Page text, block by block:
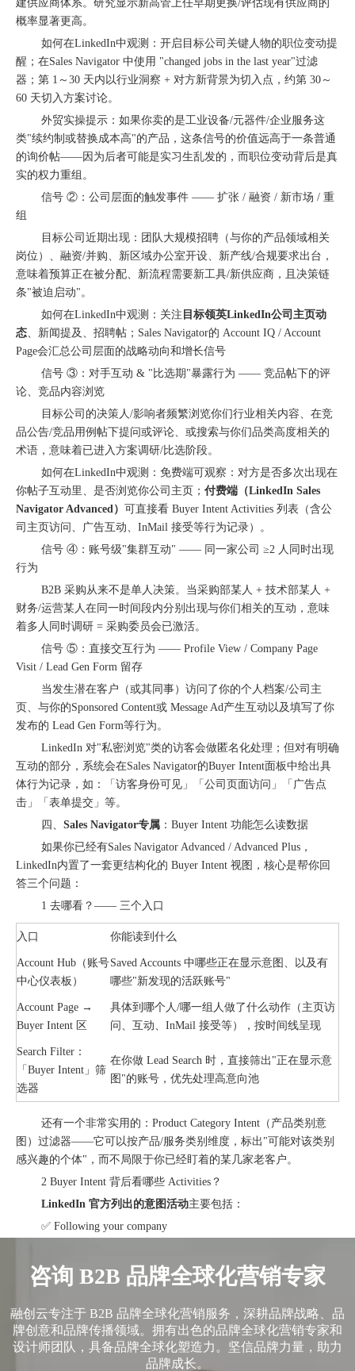
融创云受邀参加海内外侨商沧州行 • 丝路云帆，侨助冀货出海
从“机会出海”到“系统出海”｜融创云学院北京系列活动圆满举办
建供应商体系。研究显示新高管上任早期更换/评估现有供应商的
概率显著更高。
如何在LinkedIn中观测：开启目标公司关键人物的职位变动提
醒；在Sales Navigator 中使用 "changed jobs in the last year"过滤
器；第 1～30 天内以行业洞察 + 对方新背景为切入点，约第 30～
60 天切入方案讨论。
外贸实操提示：如果你卖的是工业设备/元器件/企业服务这
类"续约制或替换成本高"的产品，这条信号的价值远高于一条普通
的询价帖——因为后者可能是实习生乱发的，而职位变动背后是真
实的权力重组。
信号 ②：公司层面的触发事件 —— 扩张 / 融资 / 新市场 / 重
组
目标公司近期出现：团队大规模招聘（与你的产品领域相关
岗位）、融资/并购、新区域办公室开设、新产线/合规要求出台，
意味着预算正在被分配、新流程需要新工具/新供应商，且决策链
条"被迫启动"。
如何在LinkedIn中观测：关注 目标领英LinkedIn公司主页动
态、新闻提及、招聘帖；Sales Navigator的 Account IQ / Account
Page会汇总公司层面的战略动向和增长信号
信号 ③：对手互动 & "比选期"暴露行为 —— 竞品帖下的评
论、竞品内容浏览
目标公司的决策人/影响者频繁浏览你们行业相关内容、在竞
品公告/竞品用例帖下提问或评论、或搜索与你们品类高度相关的
术语，意味着已进入方案调研/比选阶段。
如何在LinkedIn中观测：免费端可观察：对方是否多次出现在
你帖子互动里、是否浏览你公司主页； 付费端（LinkedIn Sales
Navigator Advanced） 可直接看 Buyer Intent Activities 列表（含公
司主页访问、广告互动、InMail 接受等行为记录）。
信号 ④：账号级"集群互动" —— 同一家公司 ≥2 人同时出现
行为
B2B 采购从来不是单人决策。当采购部某人 + 技术部某人 +
财务/运营某人在同一时间段内分别出现与你们相关的互动，意味
着多人同时调研 = 采购委员会已激活。
信号 ⑤：直接交互行为 —— Profile View / Company Page
Visit / Lead Gen Form 留存
当发生潜在客户（或其同事）访问了你的个人档案/公司主
页、与你的Sponsored Content或 Message Ad产生互动以及填写了你
发布的 Lead Gen Form等行为。
LinkedIn 对"私密浏览"类的访客会做匿名化处理；但对有明确
互动的部分，系统会在Sales Navigator的Buyer Intent面板中给出具
体行为记录，如：「访客身份可见」「公司页面访问」「广告点
击」「表单提交」等。
四、 Sales Navigator专属 ：Buyer Intent 功能怎么读数据
如果你已经有Sales Navigator Advanced / Advanced Plus，
LinkedIn内置了一套更结构化的 Buyer Intent 视图，核心是帮你回
答三个问题：
1 去哪看？—— 三个入口
入口 你能读到什么
Account Hub（账号
中心仪表板）
Saved Accounts 中哪些正在显示意图、以及有
哪些"新发现的活跃账号"
Account Page →
Buyer Intent 区
具体到哪个人/哪一组人做了什么动作（主页访
问、互动、InMail 接受等），按时间线呈现
Search Filter：
「Buyer Intent」筛
选器
在你做 Lead Search 时，直接筛出"正在显示意
图"的账号，优先处理高意向池
还有一个非常实用的：Product Category Intent（产品类别意
图）过滤器——它可以按产品/服务类别维度，标出"可能对该类别
感兴趣的个体"，而不局限于你已经盯着的某几家老客户。
2 Buyer Intent 背后看哪些 Activities？
LinkedIn 官方列出的意图活动主要包括：
✅ Following your company
✅ Employee / Leadership profile visits
✅ Ads engagement
✅ Lead Gen Form completion
✅ （若装了 LinkedIn Insight Tag）Website visits 回传至账号层
咨询 B2B 品牌全球化营销专家
融创云专注于 B2B 品牌全球化营销服务，深耕品牌战略、品
牌创意和品牌传播领域。拥有出色的品牌全球化营销专家和
设计师团队，具备品牌全球化塑造力。坚信品牌力量，助力
品牌成长。